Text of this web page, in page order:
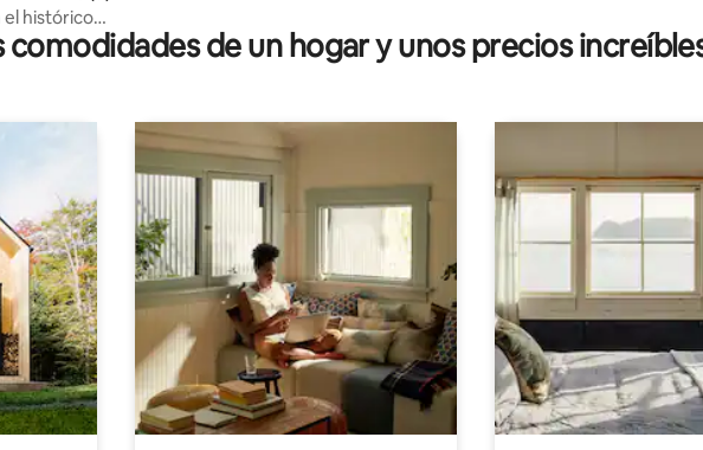
el histórico
comodidades de un hogar y unos precios